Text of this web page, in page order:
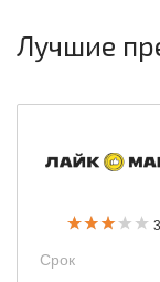
Лучшие
Срок